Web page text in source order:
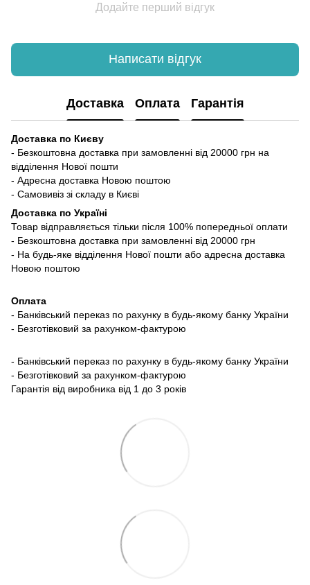
Додайте перший відгук
Написати відгук
Доставка Оплата Гарантія
Доставка по Києву
- Безкоштовна доставка при замовленні від 20000 грн на
відділення Нової пошти
- Адресна доставка Новою поштою
- Самовивіз зі складу в Києві
Доставка по Україні
Товар відправляється тільки після 100% попередньої оплати
- Безкоштовна доставка при замовленні від 20000 грн
- На будь-яке відділення Нової пошти або адресна доставка
Новою поштою
Оплата
- Банківський переказ по рахунку в будь-якому банку України
- Безготівковий за рахунком-фактурою
- Банківський переказ по рахунку в будь-якому банку України
- Безготівковий за рахунком-фактурою
Гарантія від виробника від 1 до 3 років